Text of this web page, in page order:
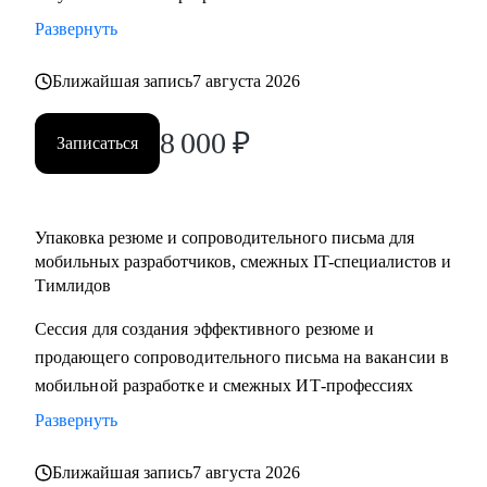
• Составить резюме и сопроводительное письма,
задания
• Отрепетировать собеседования в условиях максимально
близких к реальным
• Изучить основные инструменты или углубить знания в
(монолиты, микросервисы, многомодульность)
• Разобраться, какие архитектурные подходы существуют и
Кому могу помочь:
• Juinior и Middle мобильным разработчикам (iOS, Android)
• Любым IT-специалистам, кто хочет перейти на
• IT-лидам, кто недавно стал руководителем, и Project-
Развернуть
Ближайшая запись7 августа 2026
Записаться 8 000 ₽
Упаковка резюме и сопроводительного письма для
мобильных разработчиков, смежных IT-специалистов и
Тимлидов
Сессия для создания эффективного резюме и
продающего сопроводительного письма на вакансии в
мобильной разработке и смежных ИТ-профессиях
Развернуть
Ближайшая запись7 августа 2026